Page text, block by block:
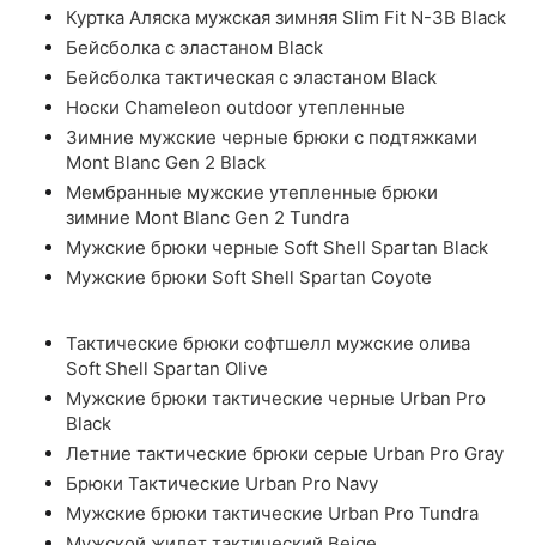
Куртка Аляска мужская зимняя Slim Fit N-3B Black
Бейсболка с эластаном Black
Бейсболка тактическая с эластаном Black
Носки Chameleon outdoor утепленные
Зимние мужские черные брюки с подтяжками
Mont Blanc Gen 2 Black
Мембранные мужские утепленные брюки
зимние Mont Blanc Gen 2 Tundra
Мужские брюки черные Soft Shell Spartan Black
Мужские брюки Soft Shell Spartan Coyote
Тактические брюки софтшелл мужские олива
Soft Shell Spartan Olive
Мужские брюки тактические черные Urban Pro
Black
Летние тактические брюки серые Urban Pro Gray
Брюки Тактические Urban Pro Navy
Мужские брюки тактические Urban Pro Tundra